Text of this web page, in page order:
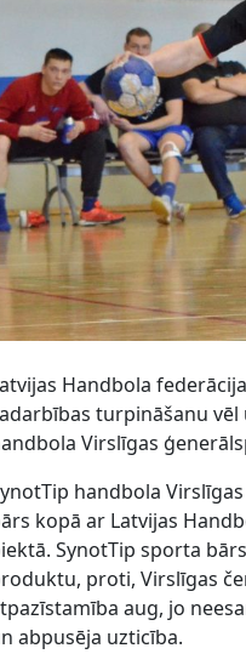
Handbola
turpināšanu
Virslīgas
handbola
kopā ar Latvijas
SynotTip sporta
proti, Virslīgas
aug, jo
abpusēja uzticība.